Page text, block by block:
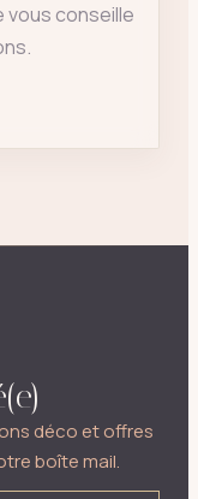
vous conseille
déco et offres
boîte mail.